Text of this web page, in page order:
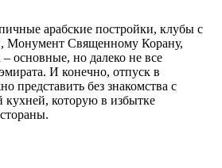
арабские постройки, клубы с
Монумент Священному Корану,
основные, но далеко не все
И конечно, отпуск в
представить без знакомства с
кухней, которую в избытке